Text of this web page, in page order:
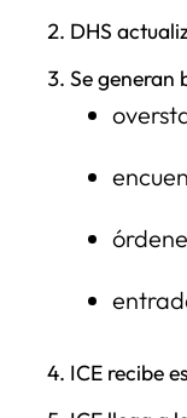
DHS
Se generan
ICE recibe